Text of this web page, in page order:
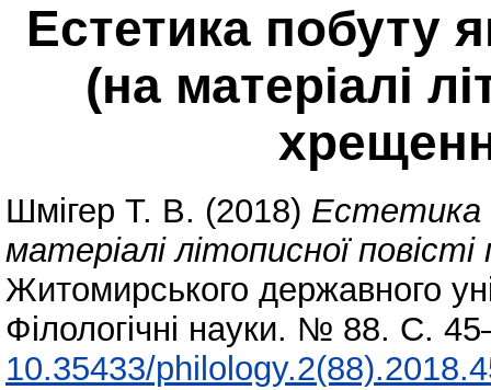
Естетика побуту
(на матеріалі
Шмігер Т. В. (2018) Естетика
матеріалі літописної
Житомирського державного
Філологічні науки. № 88. С.
10.35433/